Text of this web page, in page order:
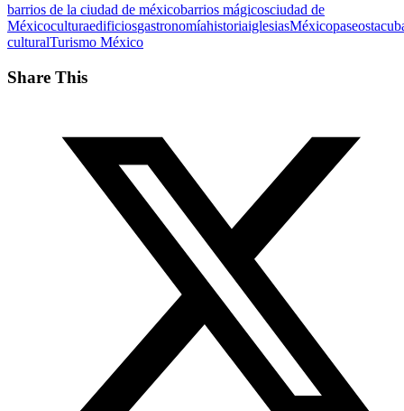
barrios de la ciudad de méxicobarrios mágicosciudad de
MéxicoculturaedificiosgastronomíahistoriaiglesiasMéxicopaseos
culturalTurismo México
Share This